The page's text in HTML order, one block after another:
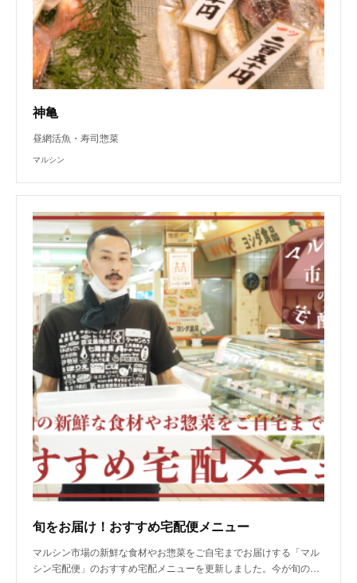
神亀
昼網活魚・寿司惣菜
マルシン
旬をお届け！おすすめ宅配便メニュー
マルシン市場の新鮮な食材やお惣菜をご自宅までお届けする「マル
シン宅配便」のおすすめ宅配メニューを更新しました。今が旬の…